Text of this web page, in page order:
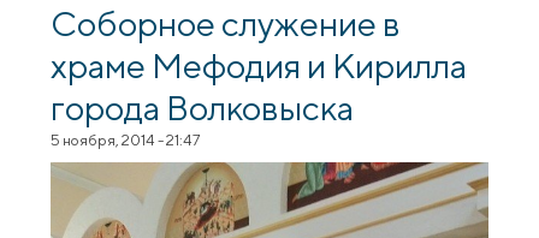
Соборное служение в
храме Мефодия и Кирилла
города Волковыска
5 ноября, 2014 - 21:47